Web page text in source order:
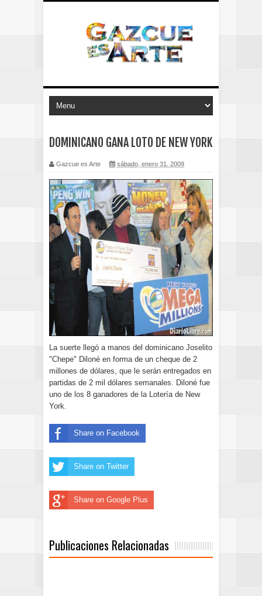
DOMINICANO GANA LOTO DE NEW YORK
Gazcue es Arte sábado, enero 31, 2009
La suerte llegó a manos del dominicano Joselito
"Chepe" Diloné en forma de un cheque de 2
millones de dólares, que le serán entregados en
partidas de 2 mil dólares semanales. Diloné fue
uno de los 8 ganadores de la Lotería de New
York.
Share on Facebook
Share on Twitter
Share on Google Plus
Publicaciones Relacionadas